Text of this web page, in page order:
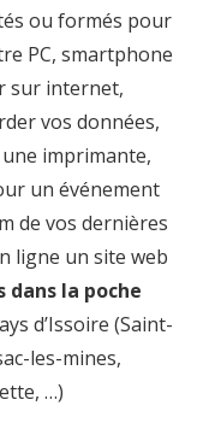
ou formés pour
PC, smartphone
sur internet,
vos données,
imprimante,
un événement
de vos dernières
ligne un site web
dans la poche
d’Issoire (Saint-
les-mines,
…)